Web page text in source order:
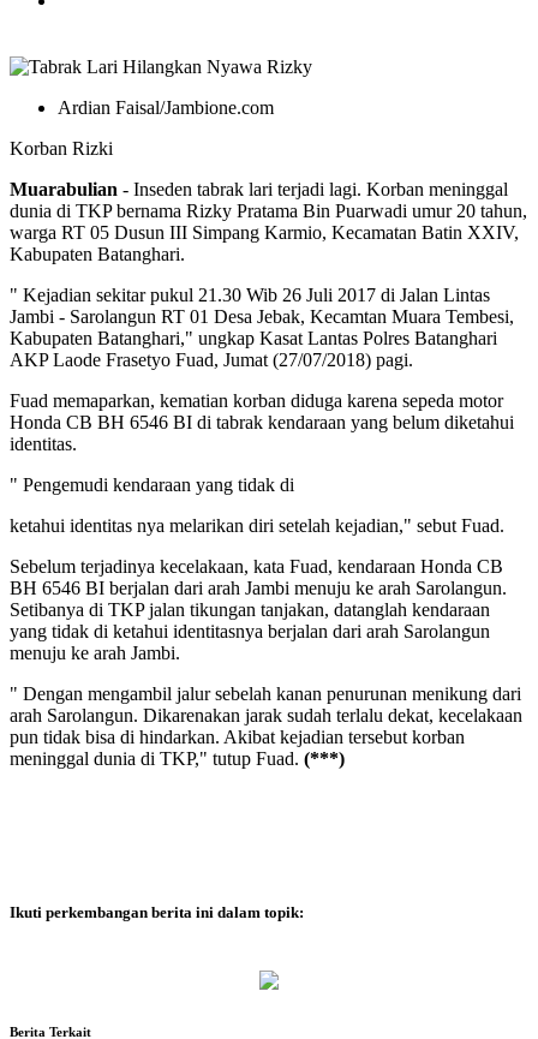
Ardian Faisal/Jambione.com
Korban Rizki
Muarabulian - Inseden tabrak lari terjadi lagi. Korban meninggal
dunia di TKP bernama Rizky Pratama Bin Puarwadi umur 20 tahun,
warga RT 05 Dusun III Simpang Karmio, Kecamatan Batin XXIV,
Kabupaten Batanghari.
" Kejadian sekitar pukul 21.30 Wib 26 Juli 2017 di Jalan Lintas
Jambi - Sarolangun RT 01 Desa Jebak, Kecamtan Muara Tembesi,
Kabupaten Batanghari," ungkap Kasat Lantas Polres Batanghari
AKP Laode Frasetyo Fuad, Jumat (27/07/2018) pagi.
Fuad memaparkan, kematian korban diduga karena sepeda motor
Honda CB BH 6546 BI di tabrak kendaraan yang belum diketahui
identitas.
" Pengemudi kendaraan yang tidak di
ketahui identitas nya melarikan diri setelah kejadian," sebut Fuad.
Sebelum terjadinya kecelakaan, kata Fuad, kendaraan Honda CB
BH 6546 BI berjalan dari arah Jambi menuju ke arah Sarolangun.
Setibanya di TKP jalan tikungan tanjakan, datanglah kendaraan
yang tidak di ketahui identitasnya berjalan dari arah Sarolangun
menuju ke arah Jambi.
" Dengan mengambil jalur sebelah kanan penurunan menikung dari
arah Sarolangun. Dikarenakan jarak sudah terlalu dekat, kecelakaan
pun tidak bisa di hindarkan. Akibat kejadian tersebut korban
meninggal dunia di TKP," tutup Fuad. (***)
Ikuti perkembangan berita ini dalam topik:
Berita Terkait